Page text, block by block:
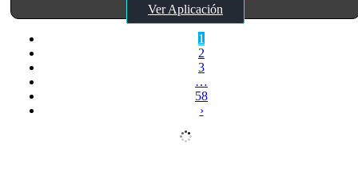
Ver Aplicación
1
2
3
…
58
›